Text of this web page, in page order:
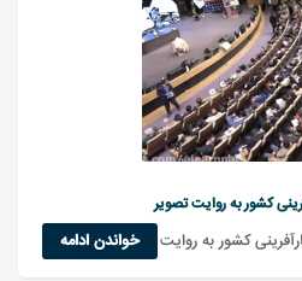
کشور به روایت تصویر
کشور به روایت تصویرخواندن ادامه